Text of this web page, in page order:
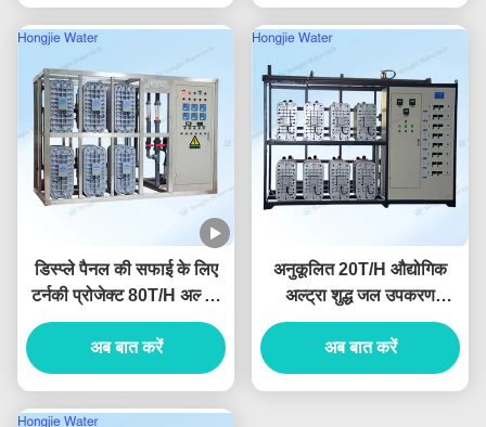
डिस्प्ले पैनल की सफाई के लिए
टर्नकी प्रोजेक्ट 80T/H अल्ट्रा
प्योर वाटर उपकरण
अब बात करें
अनुकूलित 20T/H औद्योगिक
अल्ट्रा शुद्ध जल उपकरण
लिथोग्राफी के लिए
अब बात करें